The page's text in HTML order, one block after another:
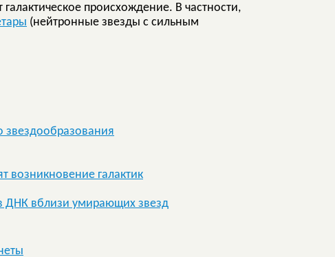
происхождение. В частности,
(нейтронные звезды с сильным
звездообразования
возникновение галактик
ДНК вблизи умирающих звезд